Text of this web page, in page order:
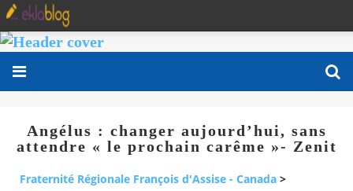
Angélus : changer aujourd’hui, sans
attendre « le prochain carême »- Zenit
Fraternité Régionale François d'Assise - Canada >